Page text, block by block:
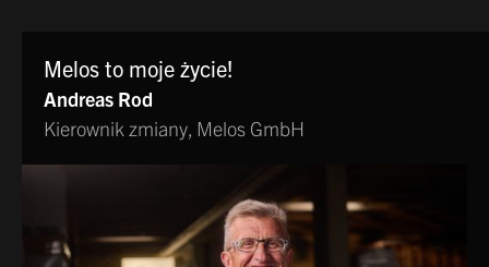
Melos to moje życie!
Andreas Rod
Kierownik zmiany, Melos GmbH